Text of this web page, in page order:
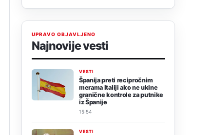
UPRAVO OBJAVLJENO
Najnovije vesti
VESTI
Španija preti recipročnim
merama Italiji ako ne ukine
granične kontrole za putnike
iz Španije
15:54
VESTI